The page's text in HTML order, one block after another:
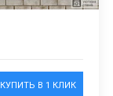
КУПИТЬ В 1 КЛИК